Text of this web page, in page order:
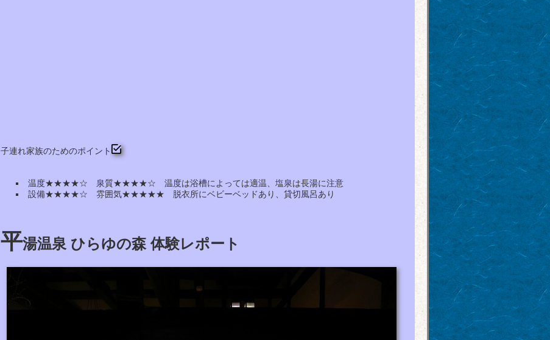
子連れ家族のためのポイント
温度★★★★☆ 泉質★★★★☆ 温度は浴槽によっては適温、塩泉は長湯に注意
設備★★★★☆ 雰囲気★★★★★ 脱衣所にベビーベッドあり、貸切風呂あり
平湯温泉 ひらゆの森 体験レポート